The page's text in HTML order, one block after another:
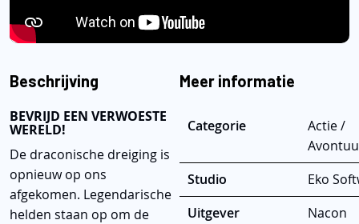
Beschrijving
BEVRIJD EEN VERWOESTE
WERELD!
De draconische dreiging is
opnieuw op ons
afgekomen. Legendarische
helden staan ​​op om de
Meer informatie
Categorie
Actie /
Studio
Eko
Uitgever
Nacon